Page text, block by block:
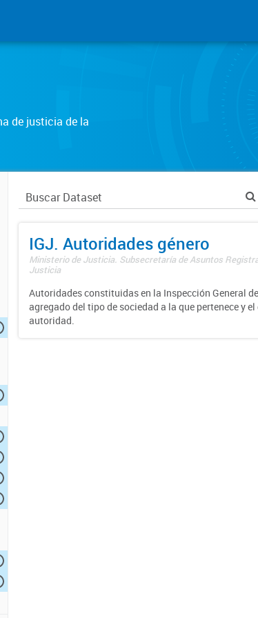
de justicia de la
IGJ. Autoridades género
Ministerio de Justicia. Subsecretaría de Asuntos
Justicia
Autoridades constituidas en la Inspección General
agregado del tipo de sociedad a la que pertenece y
autoridad.